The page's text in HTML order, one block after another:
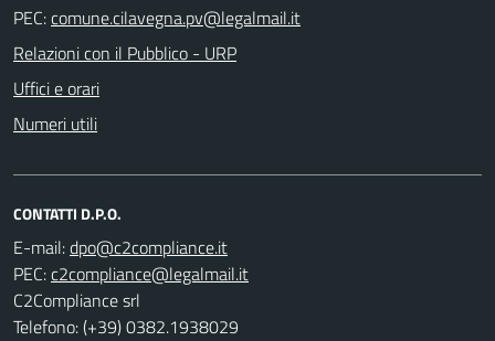
PEC:
Relazioni con il Pubblico - URP
Uffici e orari
Numeri utili
CONTATTI D.P.O.
E-mail:
PEC:
C2Compliance srl
Telefono: (+39) 0382.1938029